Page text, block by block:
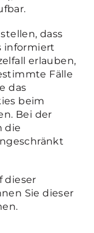
dass
informiert
erlauben,
Fälle
das
beim
Bei der
die
dieser
Sie dieser